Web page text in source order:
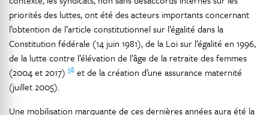
priorités des luttes, ont été des acteurs importants concernant
l’obtention de l’article constitutionnel sur l’égalité dans la
Constitution fédérale (14 juin 1981), de la Loi sur l’égalité en 1996,
de la lutte contre l’élévation de l’âge de la retraite des femmes
(2004 et 2017) 58 et de la création d’une assurance maternité
(juillet 2005).
Une mobilisation marquante de ces dernières années aura été la